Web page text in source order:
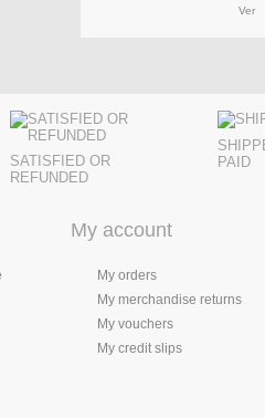
Ver
SATISFIED OR
REFUNDED
PAID
My account
My orders
My merchandise returns
My vouchers
My credit slips